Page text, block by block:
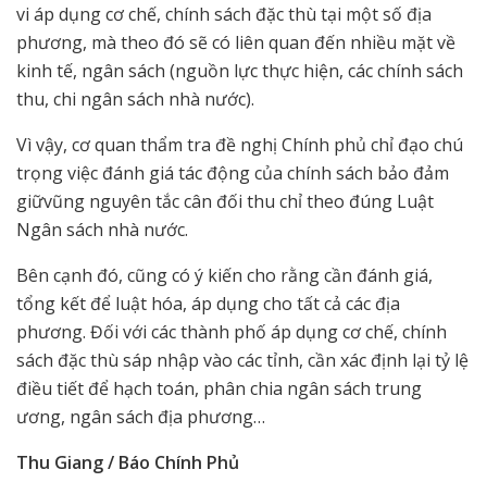
vi áp dụng cơ chế, chính sách đặc thù tại một số địa
phương, mà theo đó sẽ có liên quan đến nhiều mặt về
kinh tế, ngân sách (nguồn lực thực hiện, các chính sách
thu, chi ngân sách nhà nước).
Vì vậy, cơ quan thẩm tra đề nghị Chính phủ chỉ đạo chú
trọng việc đánh giá tác động của chính sách bảo đảm
giữvũng nguyên tắc cân đối thu chỉ theo đúng Luật
Ngân sách nhà nước.
Bên cạnh đó, cũng có ý kiến cho rằng cần đánh giá,
tổng kết để luật hóa, áp dụng cho tất cả các địa
phương. Đối với các thành phố áp dụng cơ chế, chính
sách đặc thù sáp nhập vào các tỉnh, cần xác định lại tỷ lệ
điều tiết để hạch toán, phân chia ngân sách trung
ương, ngân sách địa phương…
Thu Giang / Báo Chính Phủ